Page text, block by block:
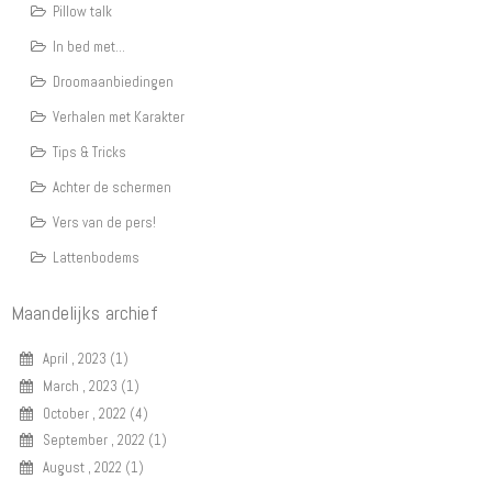
Pillow talk
In bed met...
Droomaanbiedingen
Verhalen met Karakter
Tips & Tricks
Achter de schermen
Vers van de pers!
Lattenbodems
Maandelijks archief
April , 2023 (1)
March , 2023 (1)
October , 2022 (4)
September , 2022 (1)
August , 2022 (1)